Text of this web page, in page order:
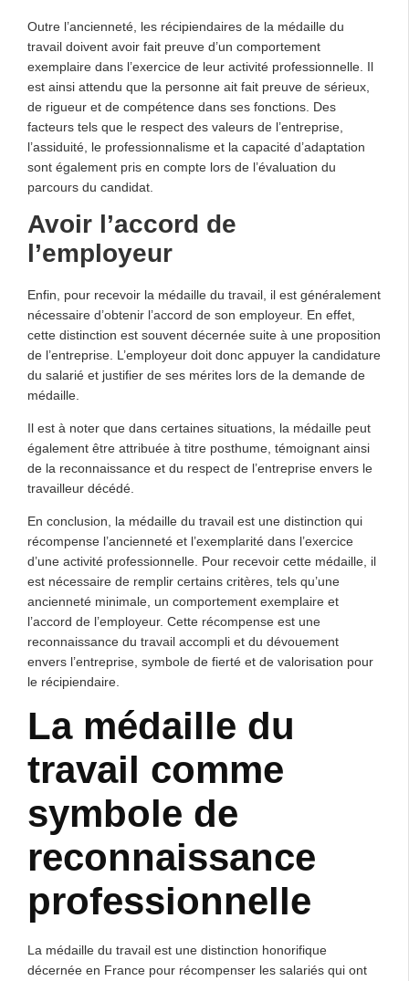
Outre l’ancienneté, les récipiendaires de la médaille du
travail doivent avoir fait preuve d’un comportement
exemplaire dans l’exercice de leur activité professionnelle. Il
est ainsi attendu que la personne ait fait preuve de sérieux,
de rigueur et de compétence dans ses fonctions. Des
facteurs tels que le respect des valeurs de l’entreprise,
l’assiduité, le professionnalisme et la capacité d’adaptation
sont également pris en compte lors de l’évaluation du
parcours du candidat.
Avoir l’accord de
l’employeur
Enfin, pour recevoir la médaille du travail, il est généralement
nécessaire d’obtenir l’accord de son employeur. En effet,
cette distinction est souvent décernée suite à une proposition
de l’entreprise. L’employeur doit donc appuyer la candidature
du salarié et justifier de ses mérites lors de la demande de
médaille.
Il est à noter que dans certaines situations, la médaille peut
également être attribuée à titre posthume, témoignant ainsi
de la reconnaissance et du respect de l’entreprise envers le
travailleur décédé.
En conclusion, la médaille du travail est une distinction qui
récompense l’ancienneté et l’exemplarité dans l’exercice
d’une activité professionnelle. Pour recevoir cette médaille, il
est nécessaire de remplir certains critères, tels qu’une
ancienneté minimale, un comportement exemplaire et
l’accord de l’employeur. Cette récompense est une
reconnaissance du travail accompli et du dévouement
envers l’entreprise, symbole de fierté et de valorisation pour
le récipiendaire.
La médaille du
travail comme
symbole de
reconnaissance
professionnelle
La médaille du travail est une distinction honorifique
décernée en France pour récompenser les salariés qui ont